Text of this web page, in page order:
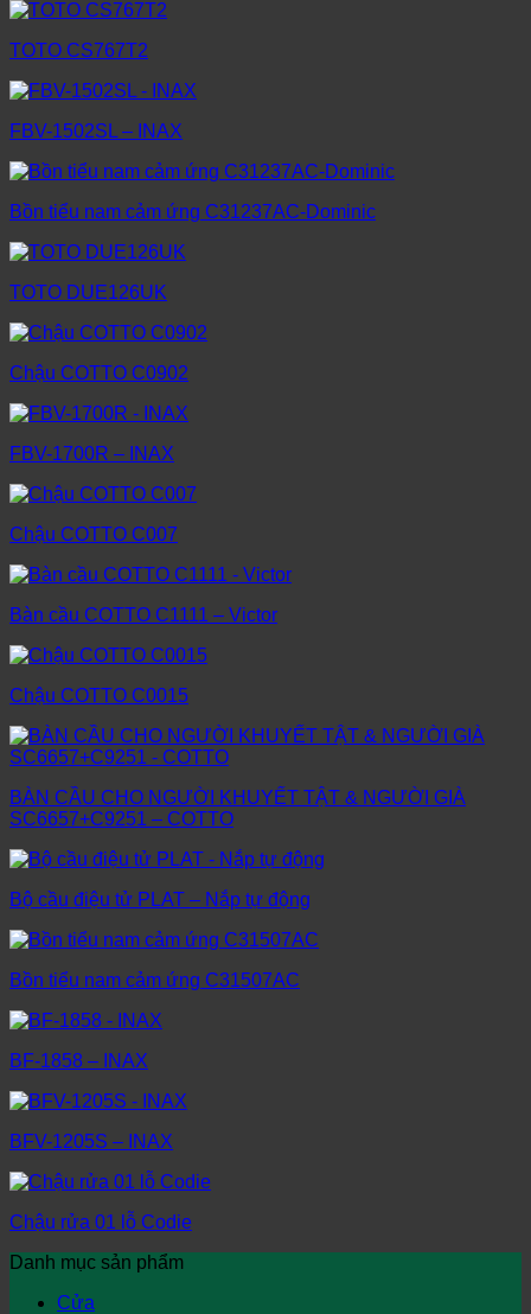
TOTO CS767T2
FBV-1502SL – INAX
Bồn tiểu nam cảm ứng C31237AC-Dominic
TOTO DUE126UK
Chậu COTTO C0902
FBV-1700R – INAX
Chậu COTTO C007
Bàn cầu COTTO C1111 – Victor
Chậu COTTO C0015
BÀN CẦU CHO NGƯỜI KHUYẾT TẬT & NGƯỜI GIÀ
SC6657+C9251 – COTTO
Bộ cầu điệu tử PLAT – Nắp tự động
Bồn tiểu nam cảm ứng C31507AC
BF-1858 – INAX
BFV-1205S – INAX
Chậu rửa 01 lỗ Codie
Danh mục sản phẩm
Cửa